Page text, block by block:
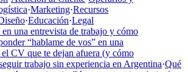
·Marketing·Recursos
·Educación·Legal
una entrevista de trabajo y cómo
“hablame de vos” en una
el CV que te dejan afuera (y cómo
trabajo sin experiencia en Argentina·Qué